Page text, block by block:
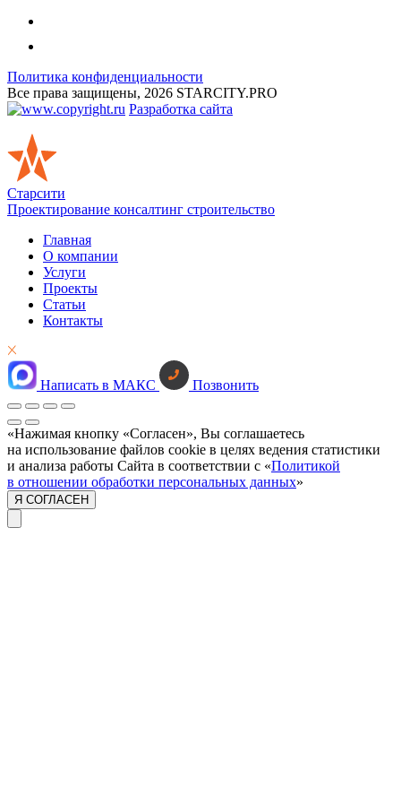
Политика конфиденциальности
Все права защищены, 2026 STARCITY.PRO
Разработка сайта
Старсити
Проектирование консалтинг строительство
Главная
О компании
Услуги
Проекты
Статьи
Контакты
Написать в МАКС Позвонить
«Нажимая кнопку «Согласен», Вы соглашаетесь
на использование файлов cookie в целях ведения статистики
и анализа работы Сайта в соответствии с «Политикой
в отношении обработки персональных данных»
Я СОГЛАСЕН